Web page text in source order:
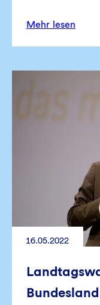
Mehr lesen
16.05.2022